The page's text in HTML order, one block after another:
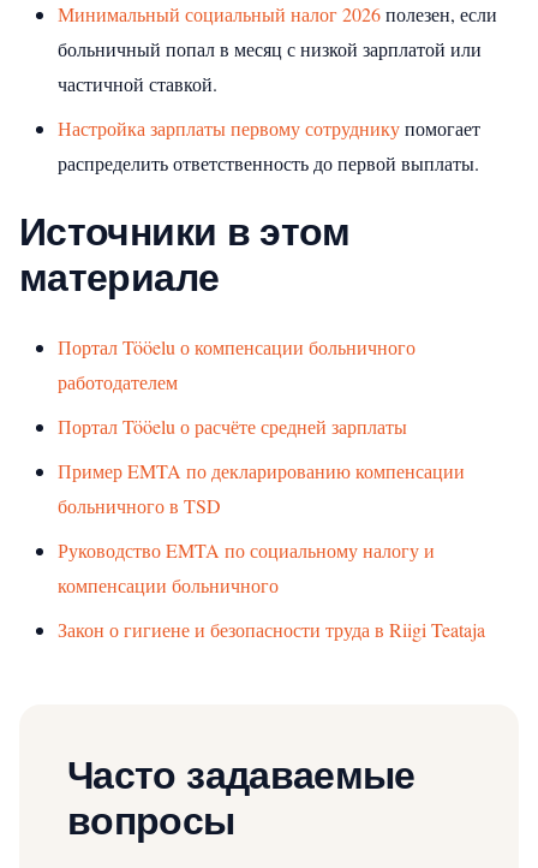
Минимальный социальный налог 2026полезен, если
больничный попал в месяц с низкой зарплатой или
частичной ставкой.
Настройка зарплаты первому сотрудникупомогает
распределить ответственность до первой выплаты.
Источники в этом
материале
Портал Tööelu о компенсации больничного
работодателем
Портал Tööelu о расчёте средней зарплаты
Пример EMTA по декларированию компенсации
больничного в TSD
Руководство EMTA по социальному налогу и
компенсации больничного
Закон о гигиене и безопасности труда в Riigi Teataja
Часто задаваемые
вопросы